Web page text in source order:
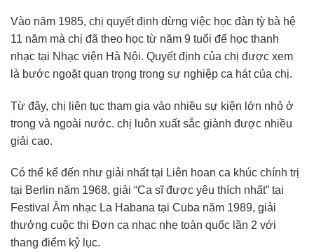
Vào năm 1985, chị quyết định dừng việc học đàn tỳ bà hệ
11 năm mà chị đã theo học từ năm 9 tuổi để học thanh
nhạc tại Nhạc viện Hà Nội. Quyết định của chị được xem
là bước ngoặt quan trọng trong sự nghiệp ca hát của chị.
Từ đây, chị liên tục tham gia vào nhiều sự kiện lớn nhỏ ở
trong và ngoài nước. chị luôn xuất sắc giành được nhiều
giải cao.
Có thể kể đến như giải nhất tại Liên hoan ca khúc chính trị
tại Berlin năm 1968, giải “Ca sĩ được yêu thích nhất” tại
Festival Âm nhạc La Habana tại Cuba năm 1989, giải
thưởng cuộc thi Đơn ca nhạc nhẹ toàn quốc lần 2 với
thang điểm kỷ lục.